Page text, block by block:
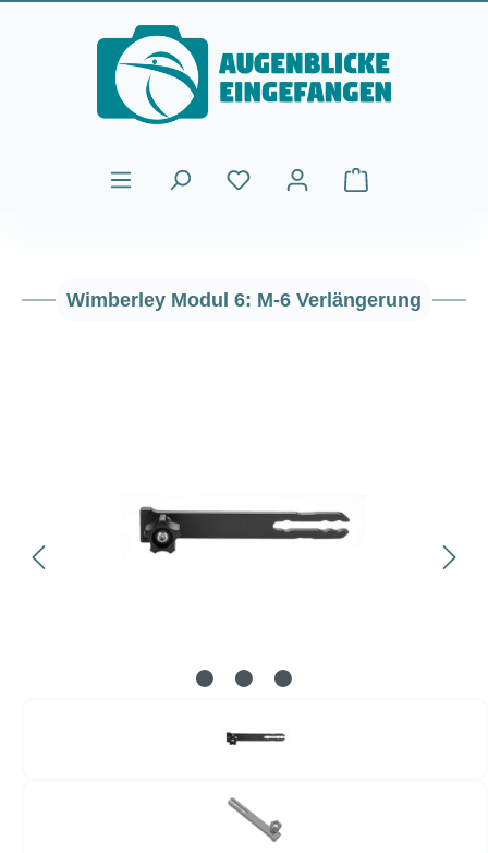
Zum Hauptinhalt springen
Warenkorb
Wimberley Modul 6: M-6 Verlängerung